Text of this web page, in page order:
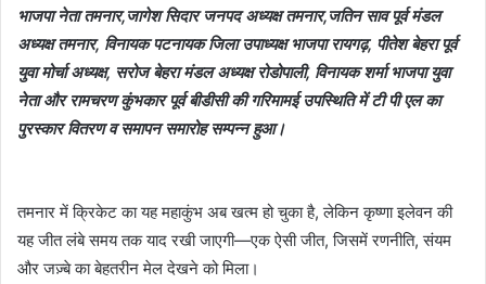
भाजपा नेता तमनार,जागेश सिदार जनपद अध्यक्ष तमनार,जतिन साव पूर्व मंडल
अध्यक्ष तमनार, विनायक पटनायक जिला उपाध्यक्ष भाजपा रायगढ़, पीतेश बेहरा पूर्व
युवा मोर्चा अध्यक्ष, सरोज बेहरा मंडल अध्यक्ष रोडोपाली, विनायक शर्मा भाजपा युवा
नेता और रामचरण कुंभकार पूर्व बीडीसी की गरिमामई उपस्थिति में टी पी एल का
पुरस्कार वितरण व समापन समारोह सम्पन्न हुआ।
तमनार में क्रिकेट का यह महाकुंभ अब खत्म हो चुका है, लेकिन कृष्णा इलेवन की
यह जीत लंबे समय तक याद रखी जाएगी—एक ऐसी जीत, जिसमें रणनीति, संयम
और जज़्बे का बेहतरीन मेल देखने को मिला।